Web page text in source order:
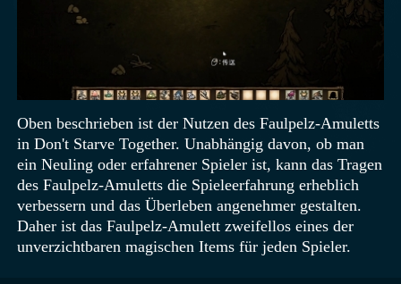
Oben beschrieben ist der Nutzen des Faulpelz-Amuletts
in Don't Starve Together. Unabhängig davon, ob man
ein Neuling oder erfahrener Spieler ist, kann das Tragen
des Faulpelz-Amuletts die Spieleerfahrung erheblich
verbessern und das Überleben angenehmer gestalten.
Daher ist das Faulpelz-Amulett zweifellos eines der
unverzichtbaren magischen Items für jeden Spieler.